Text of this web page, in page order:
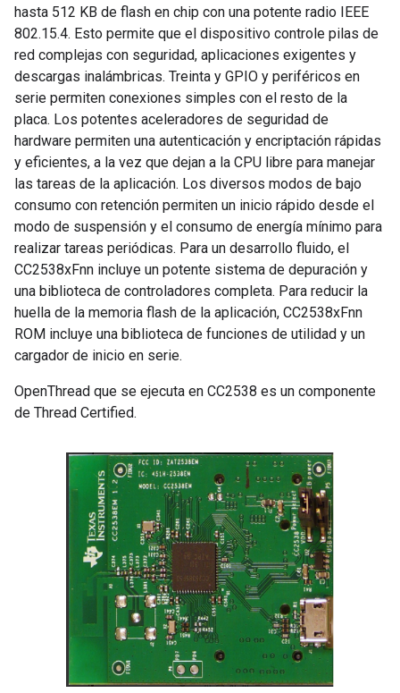
hasta 512 KB de flash en chip con una potente radio IEEE
802.15.4. Esto permite que el dispositivo controle pilas de
red complejas con seguridad, aplicaciones exigentes y
descargas inalámbricas. Treinta y GPIO y periféricos en
serie permiten conexiones simples con el resto de la
placa. Los potentes aceleradores de seguridad de
hardware permiten una autenticación y encriptación rápidas
y eficientes, a la vez que dejan a la CPU libre para manejar
las tareas de la aplicación. Los diversos modos de bajo
consumo con retención permiten un inicio rápido desde el
modo de suspensión y el consumo de energía mínimo para
realizar tareas periódicas. Para un desarrollo fluido, el
CC2538xFnn incluye un potente sistema de depuración y
una biblioteca de controladores completa. Para reducir la
huella de la memoria flash de la aplicación, CC2538xFnn
ROM incluye una biblioteca de funciones de utilidad y un
cargador de inicio en serie.
OpenThread que se ejecuta en CC2538 es un componente
de Thread Certified.